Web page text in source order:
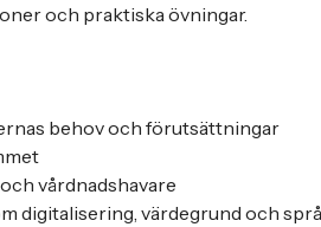
och praktiska övningar.
behov och förutsättningar
vårdnadshavare
digitalisering, värdegrund och